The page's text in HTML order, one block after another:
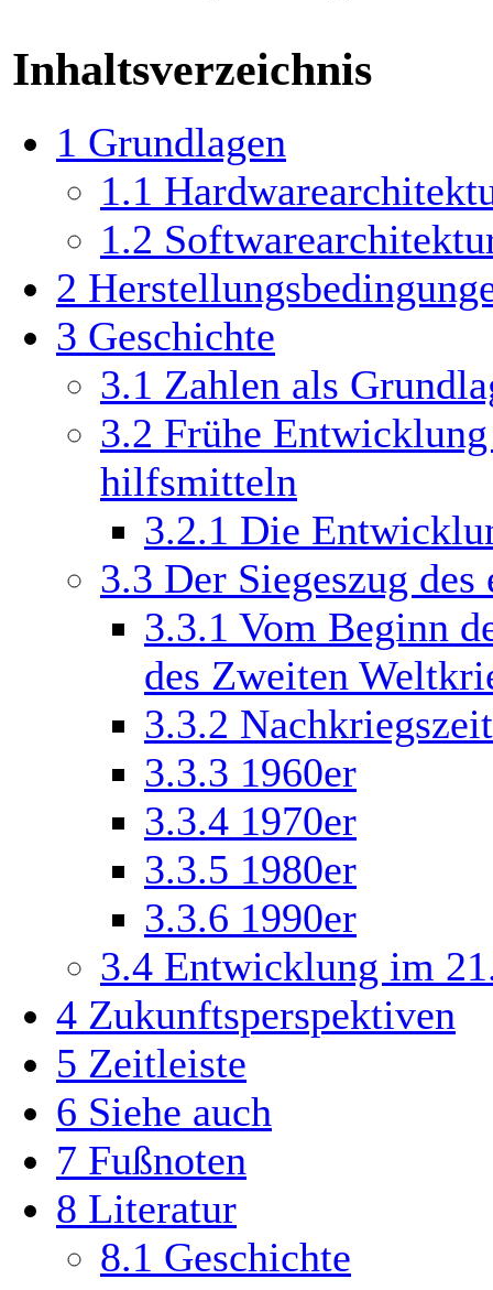
Inhaltsverzeichnis
1 Grundlagen
1.1
1.2
2
3 Geschichte
3.1 Zahlen als
3.2 Frühe
hilfsmitteln
3.2.1 Die
3.3 Der Siegeszug
3.3.1 Vom Beginn
des Zweiten
3.3.2 Nachkriegszeit
3.3.3 1960er
3.3.4 1970er
3.3.5 1980er
3.3.6 1990er
3.4 Entwicklung im
4 Zukunftsperspektiven
5 Zeitleiste
6 Siehe auch
7 Fußnoten
8 Literatur
8.1 Geschichte